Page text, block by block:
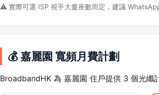
⚠️ 實際可選 ISP 視乎大廈座數而定，建議
💰 嘉麗園 寬頻月費計劃
BroadbandHK 為 嘉麗園 住戶提供 3 個光纖